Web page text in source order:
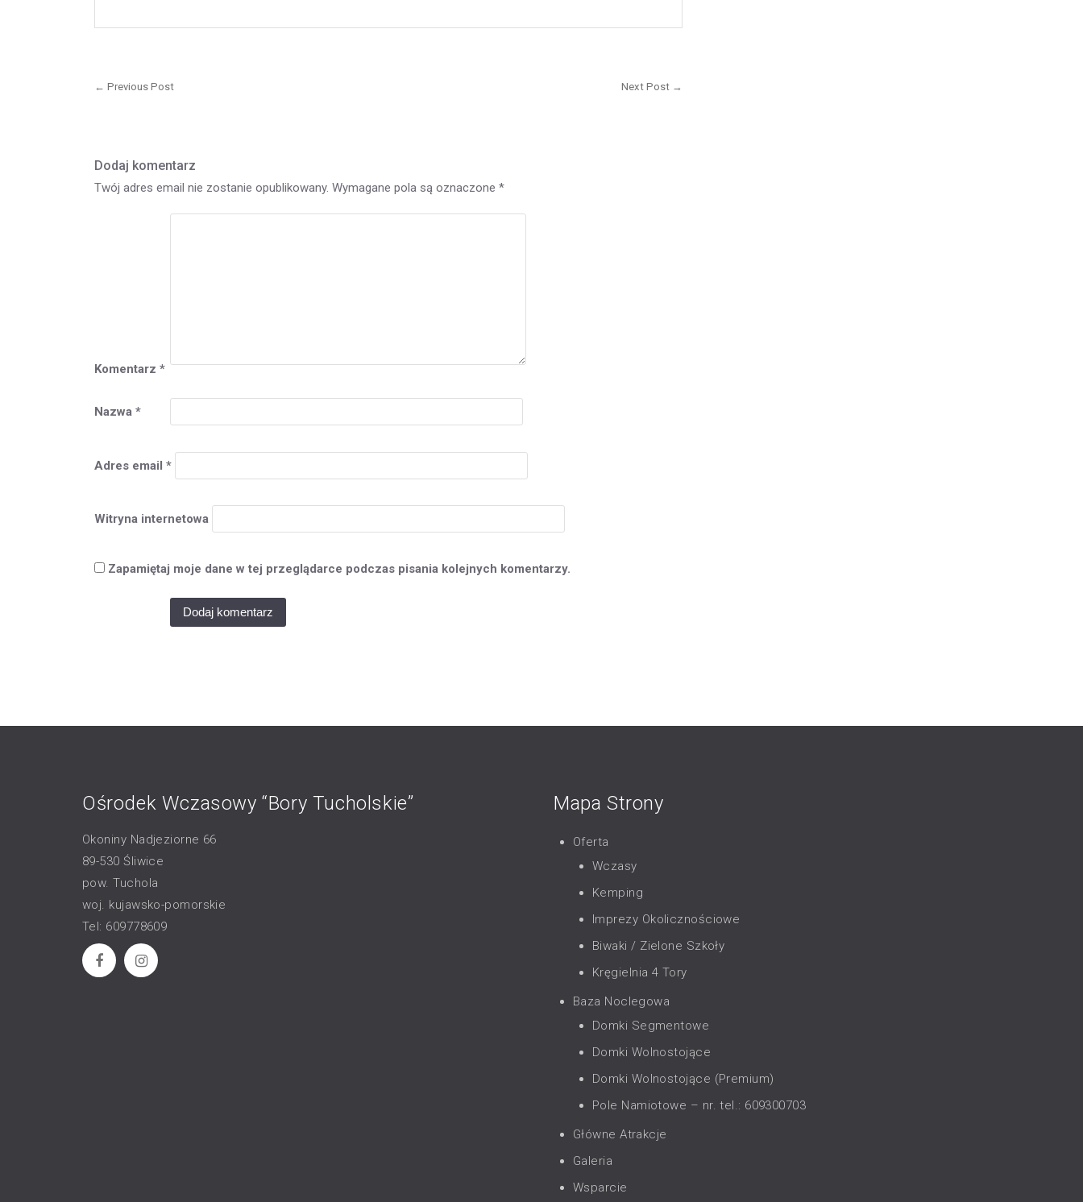
wpisu
← Previous Post Next Post →
Dodaj komentarz
Twój adres email nie zostanie opublikowany. Wymagane pola są oznaczone *
Komentarz *
Nazwa *
Adres email *
Witryna internetowa
Zapamiętaj moje dane w tej przeglądarce podczas pisania kolejnych komentarzy.
Ośrodek Wczasowy “Bory Tucholskie”
Okoniny Nadjeziorne 66
89-530 Śliwice
pow. Tuchola
woj. kujawsko-pomorskie
Tel: 609778609
Mapa Strony
Oferta
Wczasy
Kemping
Imprezy Okolicznościowe
Biwaki / Zielone Szkoły
Kręgielnia 4 Tory
Baza Noclegowa
Domki Segmentowe
Domki Wolnostojące
Domki Wolnostojące (Premium)
Pole Namiotowe – nr. tel.: 609300703
Główne Atrakcje
Galeria
Wsparcie